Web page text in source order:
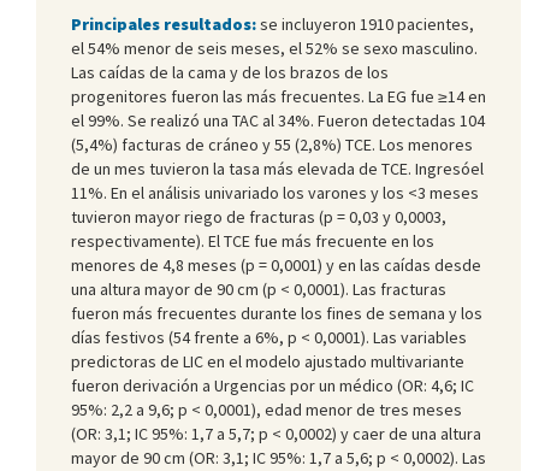
Principales resultados:se incluyeron 1910 pacientes,
el 54% menor de seis meses, el 52% se sexo masculino.
Las caídas de la cama y de los brazos de los
progenitores fueron las más frecuentes. La EG fue ≥14 en
el 99%. Se realizó una TAC al 34%. Fueron detectadas 104
(5,4%) facturas de cráneo y 55 (2,8%) TCE. Los menores
de un mes tuvieron la tasa más elevada de TCE. Ingresóel
11%. En el análisis univariado los varones y los <3 meses
tuvieron mayor riego de fracturas (p = 0,03 y 0,0003,
respectivamente). El TCE fue más frecuente en los
menores de 4,8 meses (p = 0,0001) y en las caídas desde
una altura mayor de 90 cm (p < 0,0001). Las fracturas
fueron más frecuentes durante los fines de semana y los
días festivos (54 frente a 6%, p < 0,0001). Las variables
predictoras de LIC en el modelo ajustado multivariante
fueron derivación a Urgencias por un médico (OR: 4,6; IC
95%: 2,2 a 9,6; p < 0,0001), edad menor de tres meses
(OR: 3,1; IC 95%: 1,7 a 5,7; p < 0,0002) y caer de una altura
mayor de 90 cm (OR: 3,1; IC 95%: 1,7 a 5,6; p < 0,0002). Las